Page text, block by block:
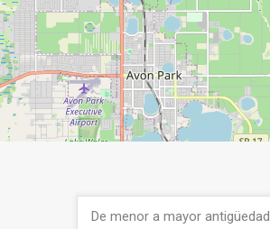
De menor a mayor antigüedad